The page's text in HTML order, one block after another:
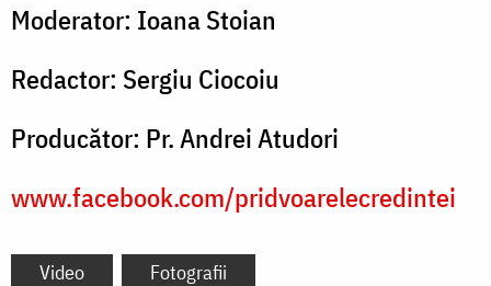
Moderator: Ioana Stoian
Redactor: Sergiu Ciocoiu
Producător: Pr. Andrei Atudori
www.facebook.com/pridvoarelecredintei
Video Fotografii